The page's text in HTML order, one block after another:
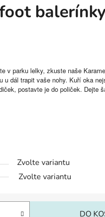
v parku lelky, zkuste naše
u dál trapit vaše nohy. Kuří oka
postavte je do poliček. Dejte
Zvolte variantu
Zvolte variantu
DO